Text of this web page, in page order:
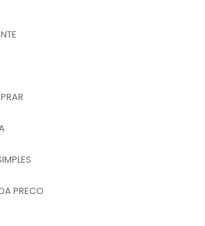
visual incrível, seja para
Cinemas a céu aberto Feiras
de produtos e campanhas
e apresentações culturais
PRECO